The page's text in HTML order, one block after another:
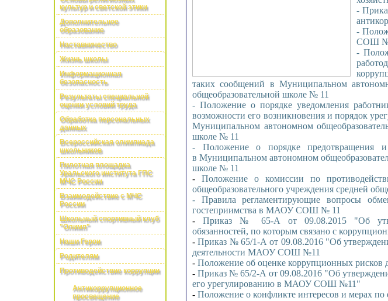
культур и светской этики
Дополнительное
образование
Наставничество
Жизнь школы
Информационная
безопасность
Результаты специальной
оценки условий труда
Обработка персональных
данных
Всероссийская олимпиада
школьников
Пилотная площадка
Уральского института ГПС
МЧС России
Взаимодействие с МЧС
России
Школьный спортивный клуб
"Олимп"
Наши Герои
Родителям
Противодействие коррупции
Антикоррупционное
просвещение
-
-
СОШ №
-
таких сообщений в Муниципальном
общеобразовательной школе № 11
- Положение о порядке уведомления
возможности его возникновения и порядок
Муниципальном автономном
школе № 11
- Положение о порядке предотвращения и
в Муниципальном автономном
школе № 11
-Положение о комиссии по
общеобразовательного учреждения средней
- Правила регламентирующие вопросы
гостеприимства в МАОУ СОШ № 11
- Приказ № 65-А от 09.08.2015 "Об
обязанностей, по которым связано с
-Приказ № 65/1-А от 09.08.2016 "Об
деятельности МАОУ СОШ №11
- Положение об оценке коррупционных
-Приказ № 65/2-А от 09.08.2016 "Об
его урегулированию в МАОУ СОШ №11"
- Положение о конфликте интересов и мерах